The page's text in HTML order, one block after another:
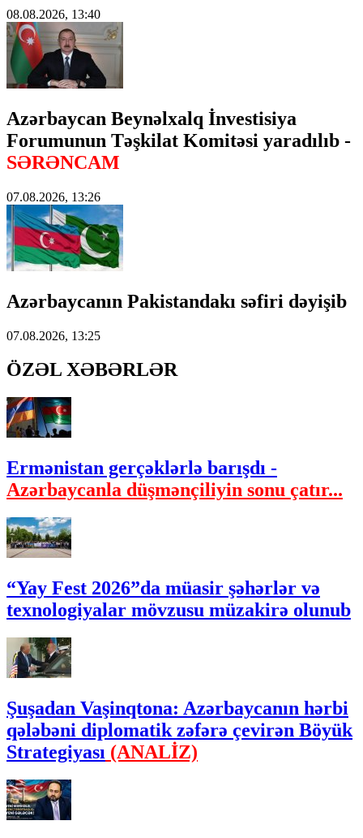
08.08.2026, 13:40
Azərbaycan Beynəlxalq İnvestisiya
Forumunun Təşkilat Komitəsi yaradılıb -
SƏRƏNCAM
07.08.2026, 13:26
Azərbaycanın Pakistandakı səfiri dəyişib
07.08.2026, 13:25
ÖZƏL XƏBƏRLƏR
Ermənistan gerçəklərlə barışdı -
Azərbaycanla düşmənçiliyin sonu çatır...
“Yay Fest 2026”da müasir şəhərlər və
texnologiyalar mövzusu müzakirə olunub
Şuşadan Vaşinqtona: Azərbaycanın hərbi
qələbəni diplomatik zəfərə çevirən Böyük
Strategiyası (ANALİZ)